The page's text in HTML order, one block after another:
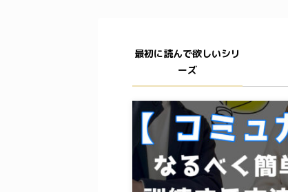
最初に読んで欲しいシリ
ーズ